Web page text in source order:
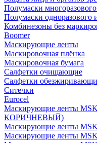
Полумаски
Полумаски одноразового
Комбинезоны без
Boomer
Маскирующие ленты
Маскировочная плёнка
Маскировочная бумага
Салфетки очищающие
Салфетки
Ситечки
Euroсel
Маскирующие ленты
КОРИЧНЕВЫЙ)
Маскирующие ленты
Маскирующие ленты